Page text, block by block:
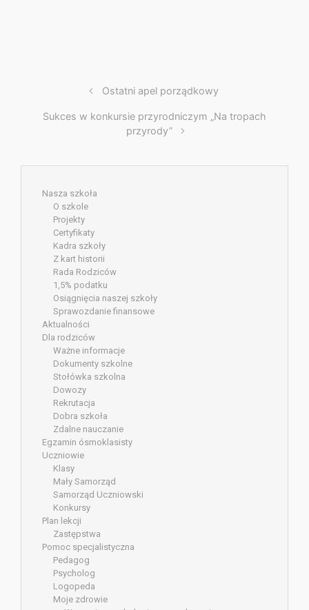
Ostatni apel porządkowy
Sukces w konkursie przyrodniczym „Na tropach
przyrody”
Nasza szkoła
O szkole
Projekty
Certyfikaty
Kadra szkoły
Z kart historii
Rada Rodziców
1,5% podatku
Osiągnięcia naszej szkoły
Sprawozdanie finansowe
Aktualności
Dla rodziców
Ważne informacje
Dokumenty szkolne
Stołówka szkolna
Dowozy
Rekrutacja
Dobra szkoła
Zdalne nauczanie
Egzamin ósmoklasisty
Uczniowie
Klasy
Mały Samorząd
Samorząd Uczniowski
Konkursy
Plan lekcji
Zastępstwa
Pomoc specjalistyczna
Pedagog
Psycholog
Logopeda
Moje zdrowie